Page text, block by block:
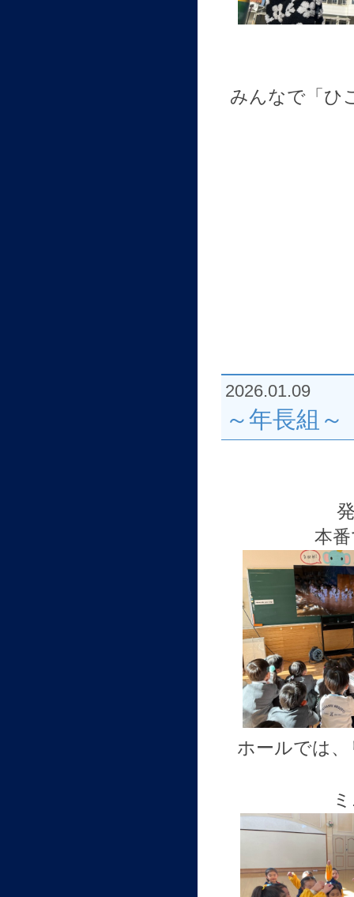
みんなで「ひ
2026.01.09
～年長組～
本
ホールでは